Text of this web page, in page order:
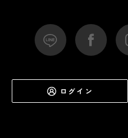
ログイン